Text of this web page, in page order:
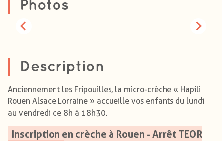
Photos
Description
Anciennement les Fripouilles, la micro-crèche « Hapili
Rouen Alsace Lorraine » accueille vos enfants du lundi
au vendredi de 8h à 18h30.
Inscription en crèche à Rouen - Arrêt TEOR